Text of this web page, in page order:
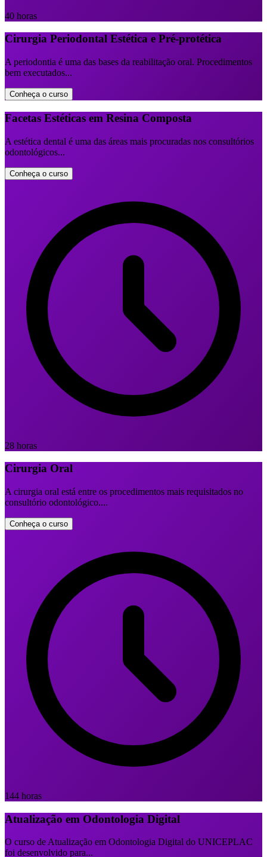
40 horas
Cirurgia Periodontal Estética e Pré-protética
A periodontia é uma das bases da reabilitação oral. Procedimentos
bem executados...
Conheça o curso
Facetas Estéticas em Resina Composta
A estética dental é uma das áreas mais procuradas nos consultórios
odontológicos...
Conheça o curso
28 horas
Cirurgia Oral
A cirurgia oral está entre os procedimentos mais requisitados no
consultório odontológico....
Conheça o curso
144 horas
Atualização em Odontologia Digital
O curso de Atualização em Odontologia Digital do UNICEPLAC
foi desenvolvido para...